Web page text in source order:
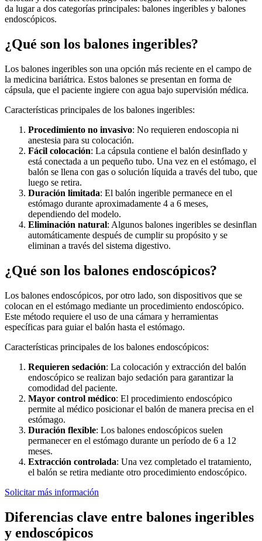
da lugar a dos categorías principales: balones ingeribles y balones
endoscópicos.
¿Qué son los balones ingeribles?
Los balones ingeribles son una opción más reciente en el campo de
la medicina bariátrica. Estos balones se presentan en forma de
cápsula, que el paciente ingiere con agua bajo supervisión médica.
Características principales de los balones ingeribles:
Procedimiento no invasivo: No requieren endoscopia ni
anestesia para su colocación.
Fácil colocación: La cápsula contiene el balón desinflado y
está conectada a un pequeño tubo. Una vez en el estómago, el
balón se llena con gas o solución líquida a través del tubo, que
luego se retira.
Duración limitada: El balón ingerible permanece en el
estómago durante aproximadamente 4 a 6 meses,
dependiendo del modelo.
Eliminación natural: Algunos balones ingeribles se desinflan
automáticamente después de cumplir su propósito y se
eliminan a través del sistema digestivo.
¿Qué son los balones endoscópicos?
Los balones endoscópicos, por otro lado, son dispositivos que se
colocan en el estómago mediante un procedimiento endoscópico.
Este método requiere el uso de una cámara y herramientas
específicas para guiar el balón hasta el estómago.
Características principales de los balones endoscópicos:
Requieren sedación: La colocación y extracción del balón
endoscópico se realizan bajo sedación para garantizar la
comodidad del paciente.
Mayor control médico: El procedimiento endoscópico
permite al médico posicionar el balón de manera precisa en el
estómago.
Duración flexible: Los balones endoscópicos suelen
permanecer en el estómago durante un período de 6 a 12
meses.
Extracción controlada: Una vez completado el tratamiento,
el balón se retira mediante otro procedimiento endoscópico.
Solicitar más información
Diferencias clave entre balones ingeribles
y endoscópicos